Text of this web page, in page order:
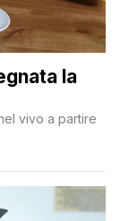
la
vivo a partire